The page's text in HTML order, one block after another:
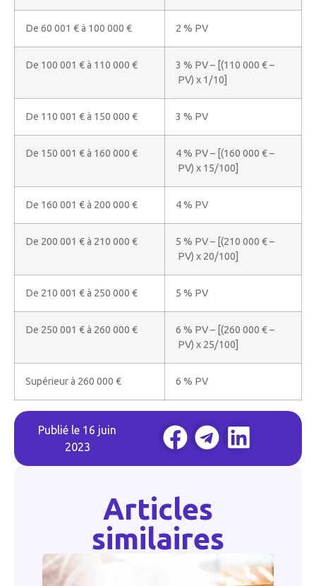
De 60 001 € à 100 000 € 2 % PV
De 100 001 € à 110 000 €
3 % PV – [(110 000 € –
PV) x 1/10]
De 110 001 € à 150 000 € 3 % PV
De 150 001 € à 160 000 €
4 % PV – [(160 000 € –
PV) x 15/100]
De 160 001 € à 200 000 € 4 % PV
De 200 001 € à 210 000 €
5 % PV – [(210 000 € –
PV) x 20/100]
De 210 001 € à 250 000 € 5 % PV
De 250 001 € à 260 000 €
6 % PV – [(260 000 € –
PV) x 25/100]
Supérieur à 260 000 € 6 % PV
Publié le 16 juin
2023
Articles
similaires